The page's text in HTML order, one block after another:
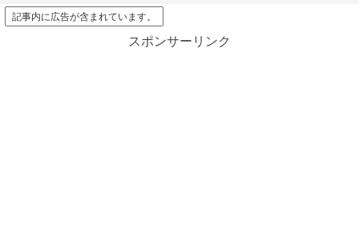
記事内に広告が含まれています。
スポンサーリンク